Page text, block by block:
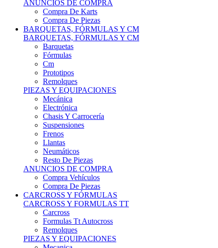
ANUNCIOS DE COMPRA
Compra De Karts
Compra De Piezas
BARQUETAS, FÓRMULAS Y CM
BARQUETAS, FÓRMULAS Y CM
Barquetas
Fórmulas
Cm
Prototipos
Remolques
PIEZAS Y EQUIPACIONES
Mecánica
Electrónica
Chasis Y Carrocería
Suspensiones
Frenos
Llantas
Neumáticos
Resto De Piezas
ANUNCIOS DE COMPRA
Compra Vehículos
Compra De Piezas
CARCROSS Y FÓRMULAS
CARCROSS Y FORMULAS TT
Carcross
Formulas Tt Autocross
Remolques
PIEZAS Y EQUIPACIONES